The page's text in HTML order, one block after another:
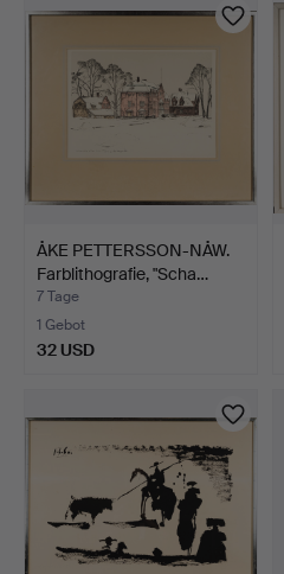
ÅKE PETTERSSON-NÅW.
Farblithografie, "Scha…
7 Tage
1 Gebot
32 USD